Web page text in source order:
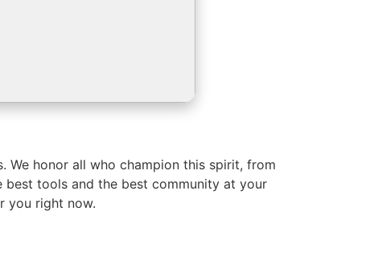
We honor all who champion this spirit, from
best tools and the best community at your
you right now.